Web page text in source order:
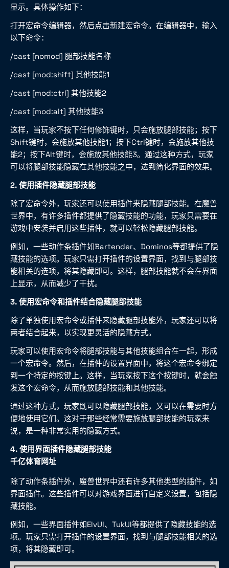
显示。具体操作如下：
打开宏命令编辑器，然后点击新建宏命令。在编辑器中，输入
以下命令：
/cast [nomod] 腿部技能名称
/cast [mod:shift] 其他技能1
/cast [mod:ctrl] 其他技能2
/cast [mod:alt] 其他技能3
这样，当玩家不按下任何修饰键时，只会施放腿部技能；按下
Shift键时，会施放其他技能1；按下Ctrl键时，会施放其他技
能2；按下Alt键时，会施放其他技能3。通过这种方式，玩家
可以将腿部技能隐藏在其他技能之中，达到简化界面的效果。
2. 使用插件隐藏腿部技能
除了宏命令外，玩家还可以使用插件来隐藏腿部技能。在魔兽
世界中，有许多插件都提供了隐藏技能的功能，玩家只需要在
游戏中安装并启用这些插件，就可以轻松隐藏腿部技能。
例如，一些动作条插件如Bartender、Dominos等都提供了隐
藏技能的选项。玩家只需打开插件的设置界面，找到与腿部技
能相关的选项，将其隐藏即可。这样，腿部技能就不会在界面
上显示，从而减少了干扰。
3. 使用宏命令和插件结合隐藏腿部技能
除了单独使用宏命令或插件来隐藏腿部技能外，玩家还可以将
两者结合起来，以实现更灵活的隐藏方式。
玩家可以使用宏命令将腿部技能与其他技能组合在一起，形成
一个宏命令。然后，在插件的设置界面中，将这个宏命令绑定
到一个特定的按键上。这样，当玩家按下这个按键时，就会触
发这个宏命令，从而施放腿部技能和其他技能。
通过这种方式，玩家既可以隐藏腿部技能，又可以在需要时方
便地使用它们。这对于那些经常需要施放腿部技能的玩家来
说，是一种非常实用的隐藏方式。
4. 使用界面插件隐藏腿部技能
千亿体育网址
除了动作条插件外，魔兽世界中还有许多其他类型的插件，如
界面插件。这些插件可以对游戏界面进行自定义设置，包括隐
藏技能。
例如，一些界面插件如ElvUI、TukUI等都提供了隐藏技能的选
项。玩家只需打开插件的设置界面，找到与腿部技能相关的选
项，将其隐藏即可。